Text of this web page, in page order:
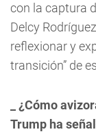
con la captura
Delcy
reflexionar y
transición” de
_ ¿Cómo
Trump ha